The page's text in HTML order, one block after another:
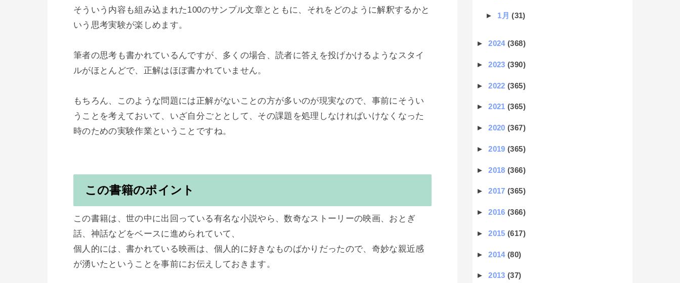
そういう内容も組み込まれた100のサンプル文章とともに、それをどのように解釈するかと
いう思考実験が楽しめます。
筆者の思考も書かれているんですが、多くの場合、読者に答えを投げかけるようなスタイ
ルがほとんどで、正解はほぼ書かれていません。
もちろん、このような問題には正解がないことの方が多いのが現実なので、事前にそうい
うことを考えておいて、いざ自分ごととして、その課題を処理しなければいけなくなった
時のための実験作業ということですね。
この書籍のポイント
この書籍は、世の中に出回っている有名な小説やら、数奇なストーリーの映画、おとぎ
話、神話などをベースに進められていて、
個人的には、書かれている映画は、個人的に好きなものばかりだったので、奇妙な親近感
が湧いたということを事前にお伝えしておきます。
► 1月(31)
►2024(368)
►2023(390)
►2022(365)
►2021(365)
►2020(367)
►2019(365)
►2018(366)
►2017(365)
►2016(366)
►2015(617)
►2014(80)
►2013(37)